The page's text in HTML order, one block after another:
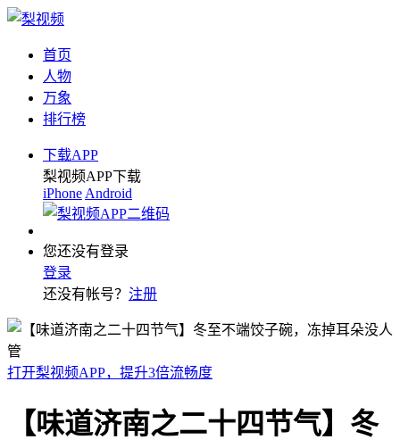
首页
人物
万象
排行榜
下载APP
梨视频APP下载
iPhone Android
您还没有登录
登录
还没有帐号？ 注册
打开梨视频APP，提升3倍流畅度
【味道济南之二十四节气】冬